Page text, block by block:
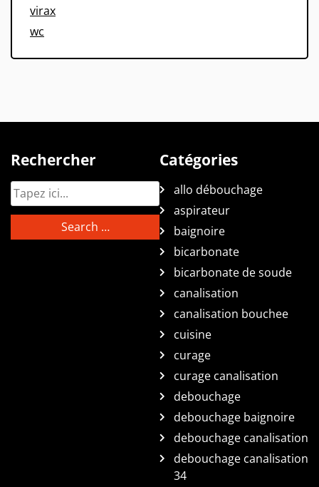
virax
wc
Rechercher Catégories
allo débouchage
aspirateur
baignoire
bicarbonate
bicarbonate de soude
canalisation
canalisation bouchee
cuisine
curage
curage canalisation
debouchage
debouchage baignoire
debouchage canalisation
debouchage canalisation
34